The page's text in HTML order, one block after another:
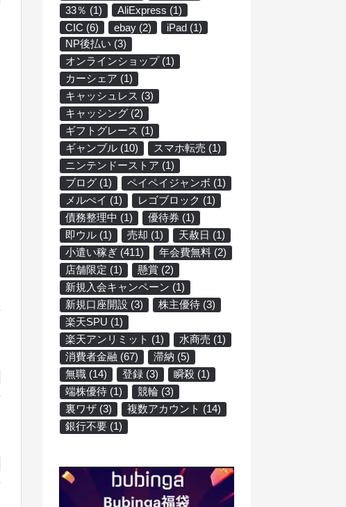
33％ (1) AliExpress (1)
CIC (6) ebay (2) iPad (1)
NP後払い (3)
オンラインショップ(1)
カーシェア (1)
キャッシュレス (3)
キャッシング (2)
ギフトグレース (1)
ギャンブル (10) スマホ転売 (1)
ニンテンドーストア (1)
ブログ (1) ペイペイジャンボ (1)
メルぺイ (1) レゴブロック (1)
債務整理中 (1) 優待券 (1)
即ウル (1) 売却 (1) 天赦日 (1)
小遣い稼ぎ (411) 年会費無料 (2)
店舗限定 (1) 懸賞 (2)
新規入会キャンペーン (1)
新規口座開設 (3) 株主優待 (3)
楽天SPU (1)
楽天アンリミット (1) 水商売 (1)
消費者金融 (67) 滞納 (5)
無職 (14) 登録 (3) 瞬殺 (1)
端株優待 (1) 競輪 (3)
裏ワザ (3) 複数アカウント (14)
銀行不要 (1)